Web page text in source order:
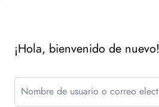
¡Hola, bienvenido de nuevo!